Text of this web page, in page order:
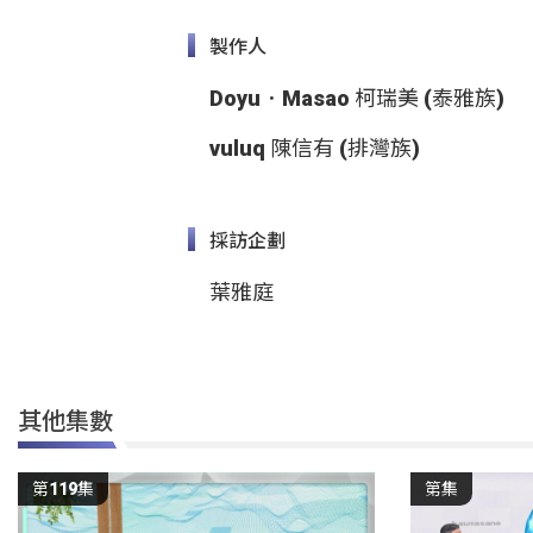
製作人
Doyu．Masao 柯瑞美 (泰雅族)
vuluq 陳信有 (排灣族)
採訪企劃
葉雅庭
其他集數
第119集 第集